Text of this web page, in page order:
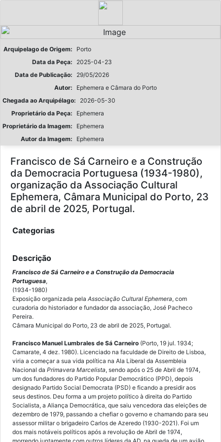
Arquipelago de Origem:
Porto
Data da Peça:
2025-04-23
Data de Publicação:
29/05/2026
Autor:
Ephemera e Câmara do Porto
Chegada ao Arquipélago:
2026-05-30
Proprietário da Peça:
Ephemera
Proprietário da Imagem:
Ephemera
Autor da Imagem:
Ephemera
Francisco de Sá Carneiro e a Construção
da Democracia Portuguesa (1934-1980),
organização da Associação Cultural
Ephemera, Câmara Municipal do Porto, 23
de abril de 2025, Portugal.
Categorias
Descrição
Francisco de Sá Carneiro e a Construção da Democracia
Portuguesa,
(1934-1980)
Exposição organizada pela Associação Cultural Ephemera, com
curadoria do historiador e fundador da associação, José Pacheco
Pereira.
Câmara Municipal do Porto, 23 de abril de 2025, Portugal.
Francisco Manuel Lumbrales de Sá Carneiro (Porto, 19 jul. 1934;
Camarate, 4 dez. 1980). Licenciado na faculdade de Direito de Lisboa,
viria a começar a sua vida política na Ala Liberal da Assembleia
Nacional da Primavera Marcelista, sendo após o 25 de Abril de 1974,
um dos fundadores do Partido Popular Democrático (PPD), depois
designado Partido Social Democrata (PSD) e ficando a presidir aos
seus destinos. Deu forma a um projeto político à direita do Partido
Socialista, a Aliança Democrática, que saiu vencedora das eleições de
dezembro de 1979, passando a chefiar o governo e chamando para seu
assessor militar o brigadeiro Carlos de Azeredo (1930-2021). Foi um
dos mais notáveis políticos após a revolução de Abril de 1974,